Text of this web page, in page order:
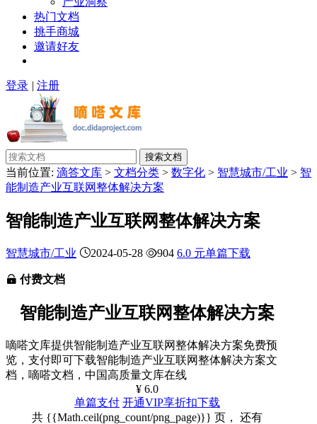
热门文档
挑手商城
邀请好友
登录 | 注册
搜索文档
当前位置: 滴答文库 > 文档分类 > 数字化 > 智慧城市/工业 > 智
能制造产业互联网整体解决方案
智能制造产业互联网整体解决方案
智慧城市/工业 2024-05-28 904 6.0 元单篇下载
付费文档
智能制造产业互联网整体解决方案
嘀嗒文库提供智能制造产业互联网整体解决方案免费预
览，支付即可下载智能制造产业互联网整体解决方案文
档，嘀嗒文档，中国高质量文库在线
¥ 6.0
单篇支付 开通VIP享折扣下载
共 {{Math.ceil(png_count/png_page)}} 页， 还有